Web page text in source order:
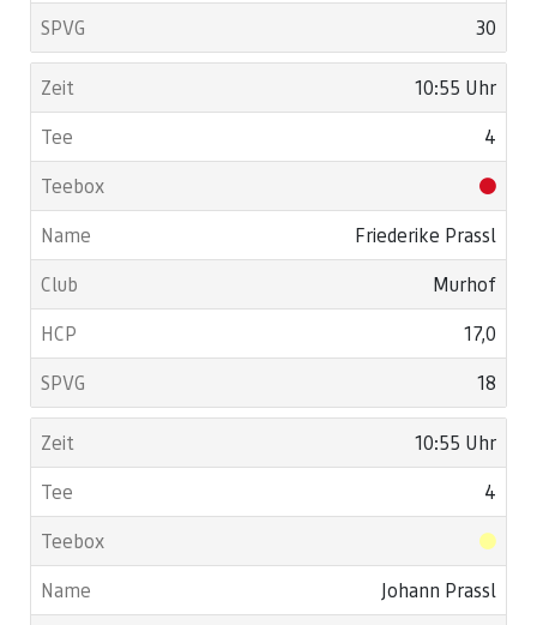
30
10:55 Uhr
4
Friederike Prassl
Murhof
17,0
18
10:55 Uhr
4
Johann Prassl